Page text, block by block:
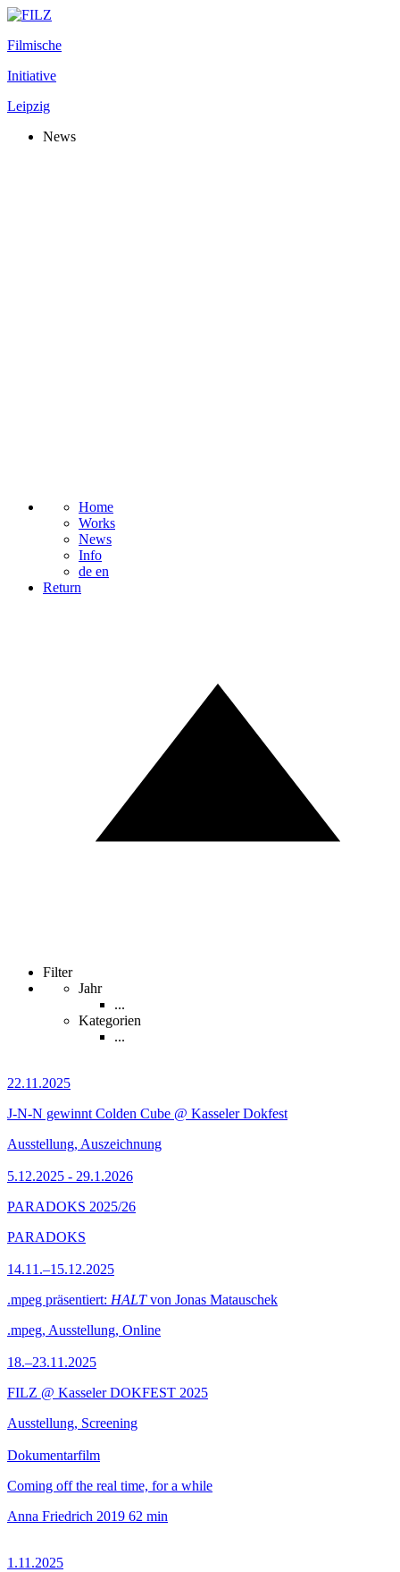
Filmische
Initiative
Leipzig
News
Home
Works
News
Info
de en
Return
Filter
Jahr
...
Kategorien
...
22.11.2025
J-N-N gewinnt Colden Cube @ Kasseler Dokfest
Ausstellung, Auszeichnung
5.12.2025 - 29.1.2026
PARADOKS 2025/26
PARADOKS
14.11.–15.12.2025
.mpeg präsentiert: HALTvon Jonas Matauschek
.mpeg, Ausstellung, Online
18.–23.11.2025
FILZ @ Kasseler DOKFEST 2025
Ausstellung, Screening
Dokumentarfilm
Coming off the real time, for a while
Anna Friedrich 2019 62 min
1.11.2025